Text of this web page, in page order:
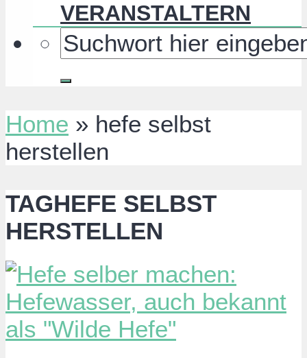
VERANSTALTERN
Home » hefe selbst
herstellen
TAGHEFE SELBST
HERSTELLEN